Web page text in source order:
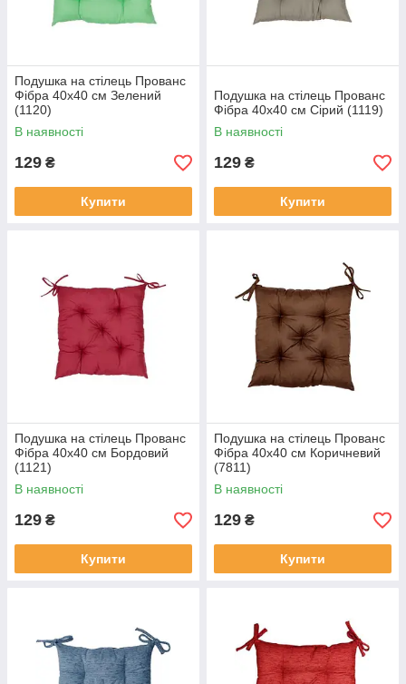
Подушка на стілець Прованс
Фібра 40х40 см Зелений
(1120)
В наявності
129 ₴
Купити
Подушка на стілець Прованс
Фібра 40х40 см Сірий (1119)
В наявності
129 ₴
Купити
Подушка на стілець Прованс
Фібра 40х40 см Бордовий
(1121)
В наявності
129 ₴
Купити
Подушка на стілець Прованс
Фібра 40х40 см Коричневий
(7811)
В наявності
129 ₴
Купити